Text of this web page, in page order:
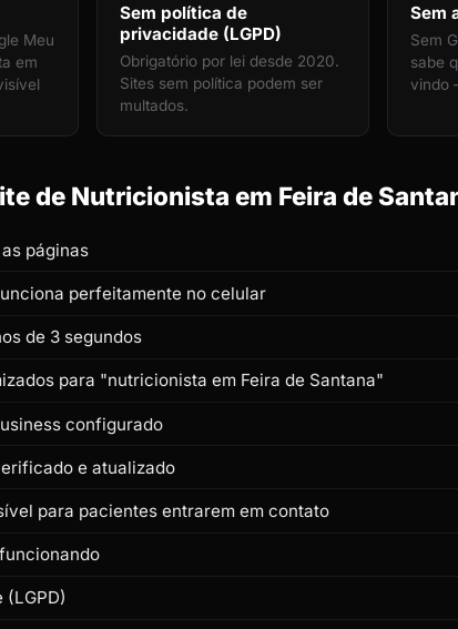
Meu
em
Sem política de
privacidade (LGPD)
Obrigatório por lei desde 2020.
Sites sem política podem ser
multados.
Sem
Sem
sabe
vindo
de Nutricionista em Feira de
páginas
perfeitamente no celular
de 3 segundos
para "nutricionista em Feira de Santana"
configurado
e atualizado
para pacientes entrarem em contato